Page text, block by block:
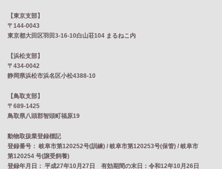
【東京支部】
〒144-0043
東京都大田区羽田3-16-10白山荘104 まるねこ内
【浜松支部】
〒434-0042
静岡県浜松市浜名区小松4388-10
【鳥取支部】
〒689-1425
鳥取県八頭郡智頭町福原19
動物取扱業登録標記
登録番号： 岐阜市第120252号(訓練) / 岐阜市第120253号(保管) / 岐阜市
第120254 号(譲受飼養)
登録年月日： 平成27年10月27日 有効期間の末日：令和12年10月26日